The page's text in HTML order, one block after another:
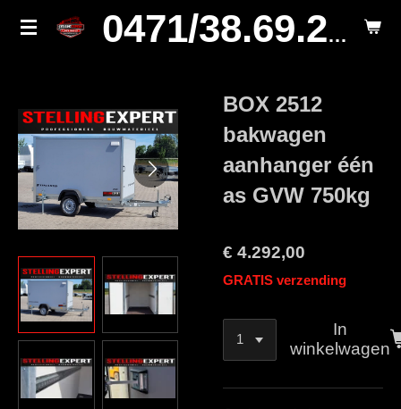
Ga
hoofdinhoud
0471/38.69.29.
BOX 2512
bakwagen
aanhanger één
as GVW 750kg
€ 4.292,00
GRATIS verzending
In
winkelwagen